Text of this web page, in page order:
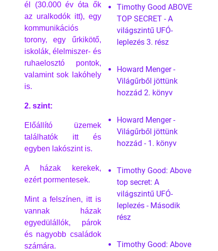
él (30.000 év óta ők
az uralkodók itt), egy
kommunikációs
torony, egy űrkikötő,
iskolák, élelmiszer- és
ruhaelosztó pontok,
valamint sok lakóhely
is.
2. szint:
Előállító üzemek
találhatók itt és
egyben lakószint is.
A házak kerekek,
ezért pormentesek.
Mint a felszínen, itt is
vannak házak
egyedülállók, párok
és nagyobb családok
számára.
Timothy Good ABOVE
TOP SECRET - A
világszintű UFÓ-
leplezés 3. rész
Howard Menger -
Világűrből jöttünk
hozzád 2. könyv
Howard Menger -
Világűrből jöttünk
hozzád - 1. könyv
Timothy Good: Above
top secret: A
világszintű UFÓ-
leplezés - Második
rész
Timothy Good: Above